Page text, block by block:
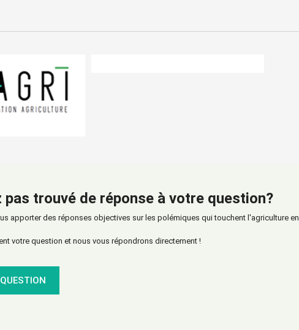
pas trouvé de réponse à votre question?
apporter des réponses objectives sur les polémiques qui touchent l'agriculture en
votre question et nous vous répondrons directement !